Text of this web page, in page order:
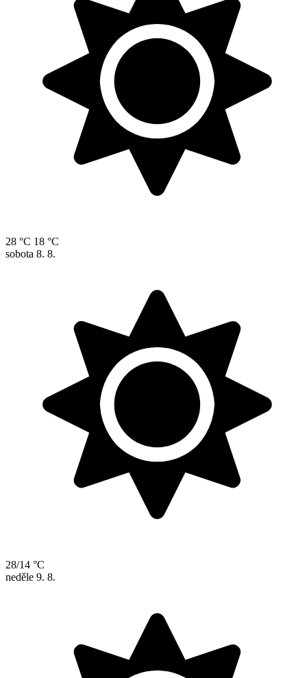
28 °C 18 °C
sobota 8. 8.
28/14 °C
neděle 9. 8.